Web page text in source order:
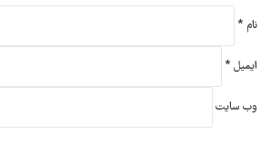
نام *
ایمیل *
وب‌ سایت